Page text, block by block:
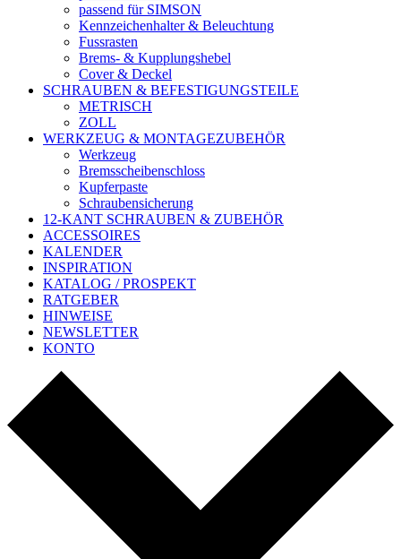
passend für SIMSON
Kennzeichenhalter & Beleuchtung
Fussrasten
Brems- & Kupplungshebel
Cover & Deckel
SCHRAUBEN & BEFESTIGUNGSTEILE
METRISCH
ZOLL
WERKZEUG & MONTAGEZUBEHÖR
Werkzeug
Bremsscheibenschloss
Kupferpaste
Schraubensicherung
12-KANT SCHRAUBEN & ZUBEHÖR
ACCESSOIRES
KALENDER
INSPIRATION
KATALOG / PROSPEKT
RATGEBER
HINWEISE
NEWSLETTER
KONTO